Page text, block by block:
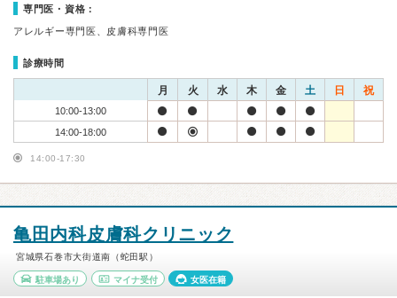
専門医・資格：
アレルギー専門医、皮膚科専門医
診療時間
月 火 水 木 金 土 日 祝
10:00-13:00
14:00-18:00
14:00-17:30
亀田内科皮膚科クリニック
宮城県石巻市大街道南（蛇田駅）
駐車場あり マイナ受付 女医在籍